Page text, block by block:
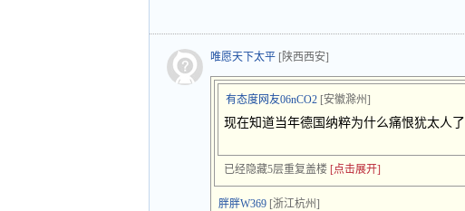
唯愿天下太平 [陕西西安]
有态度网友06nCO2 [安徽滁州]
现在知道当年德国纳粹为什么痛恨犹太人
已经隐藏5层重复盖楼 [点击展开]
胖胖W369 [浙江杭州]